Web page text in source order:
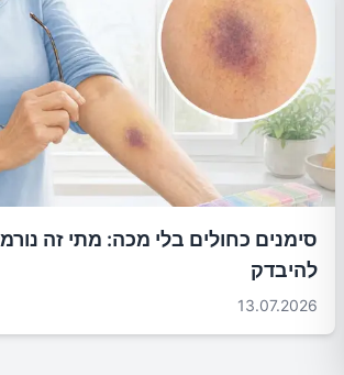
סימנים כחולים בלי מכה: מתי זה
להיבדק
13.07.2026